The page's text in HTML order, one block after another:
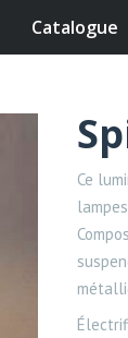
Catalogue
Ce